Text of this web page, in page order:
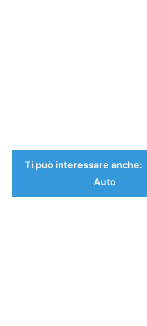
Ti può interessare anche:
Auto